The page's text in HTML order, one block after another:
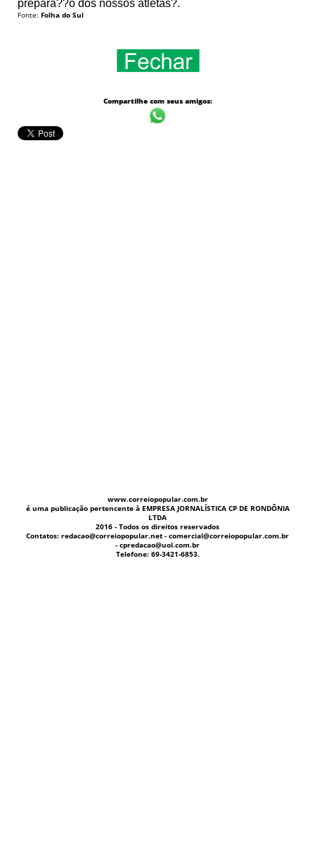
prepara??o dos nossos atletas?.
Fonte: Folha do Sul
Compartilhe com seus amigos:
www.correiopopular.com.br
é uma publicação pertencente à EMPRESA JORNALÍSTICA CP DE RONDÔNIA
LTDA
2016 - Todos os direitos reservados
Contatos: redacao@correiopopular.net - comercial@correiopopular.com.br
- cpredacao@uol.com.br
Telefone: 69-3421-6853.